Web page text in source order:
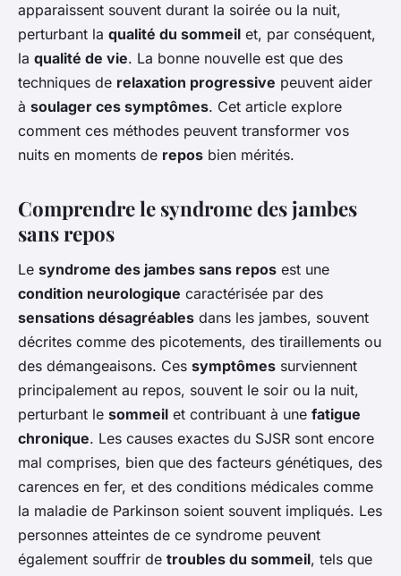
apparaissent souvent durant la soirée ou la nuit,
perturbant la qualité du sommeil et, par conséquent,
la qualité de vie. La bonne nouvelle est que des
techniques de relaxation progressive peuvent aider
à soulager ces symptômes. Cet article explore
comment ces méthodes peuvent transformer vos
nuits en moments de repos bien mérités.
Comprendre le syndrome des jambes
sans repos
Le syndrome des jambes sans repos est une
condition neurologique caractérisée par des
sensations désagréables dans les jambes, souvent
décrites comme des picotements, des tiraillements ou
des démangeaisons. Ces symptômes surviennent
principalement au repos, souvent le soir ou la nuit,
perturbant le sommeil et contribuant à une fatigue
chronique. Les causes exactes du SJSR sont encore
mal comprises, bien que des facteurs génétiques, des
carences en fer, et des conditions médicales comme
la maladie de Parkinson soient souvent impliqués. Les
personnes atteintes de ce syndrome peuvent
également souffrir de troubles du sommeil, tels que